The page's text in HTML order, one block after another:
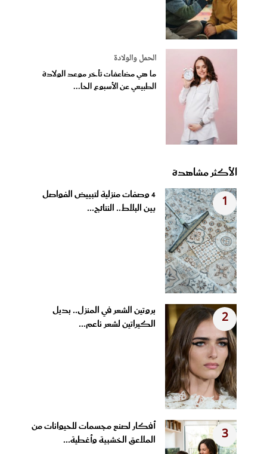
الحمل والولادة
ما هي مضاعفات تأخر موعد الولادة
الطبيعي عن الأسبوع الحا...
الأكثر مشاهدة
1
4 وصفات منزلية لتبييض الفواصل
بين البلاط.. النتائج...
2
بروتين الشعر في المنزل.. بديل
الكيراتين لشعر ناعم...
3
أفكار لصنع مجسمات للحيوانات من
الملاعق الخشبية وأغطية...